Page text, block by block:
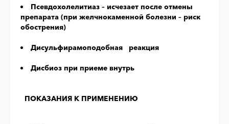
Псевдохолелитиаз – исчезает после отмены
препарата (при желчнокаменной болезни – риск
обострения)
Дисульфирамоподобная реакция
Дисбиоз при приеме внутрь
ПОКАЗАНИЯ К ПРИМЕНЕНИЮ